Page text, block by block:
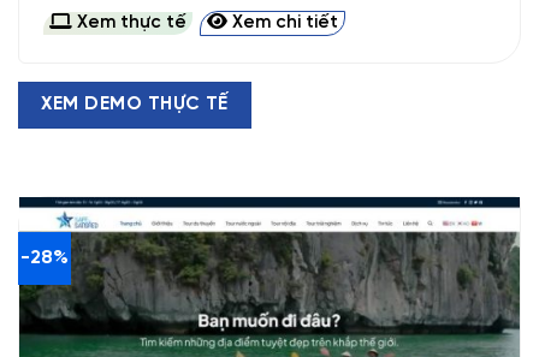
là:
1.000.000 VND.
tại
là:
Xem thực tế Xem chi tiết
XEM DEMO THỰC TẾ
-28%